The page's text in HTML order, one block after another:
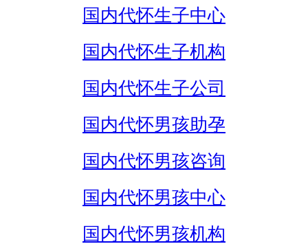
国内代怀生子中心
国内代怀生子机构
国内代怀生子公司
国内代怀男孩助孕
国内代怀男孩咨询
国内代怀男孩中心
国内代怀男孩机构